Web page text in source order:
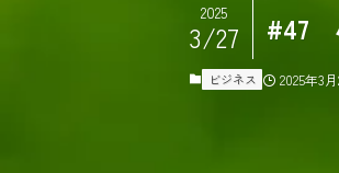
#47
2025
3/27
ビジネス 2025年3月